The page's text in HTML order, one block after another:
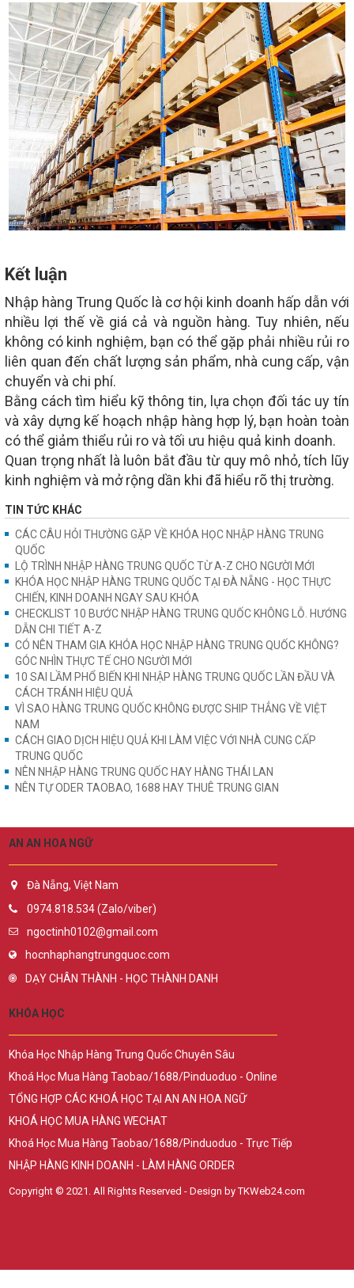
Kết luận
Nhập hàng Trung Quốc là cơ hội kinh doanh hấp dẫn với
nhiều lợi thế về giá cả và nguồn hàng. Tuy nhiên, nếu
không có kinh nghiệm, bạn có thể gặp phải nhiều rủi ro
liên quan đến chất lượng sản phẩm, nhà cung cấp, vận
chuyển và chi phí.
Bằng cách tìm hiểu kỹ thông tin, lựa chọn đối tác uy tín
và xây dựng kế hoạch nhập hàng hợp lý, bạn hoàn toàn
có thể giảm thiểu rủi ro và tối ưu hiệu quả kinh doanh.
Quan trọng nhất là luôn bắt đầu từ quy mô nhỏ, tích lũy
kinh nghiệm và mở rộng dần khi đã hiểu rõ thị trường.
TIN TỨC KHÁC
CÁC CÂU HỎI THƯỜNG GẶP VỀ KHÓA HỌC NHẬP HÀNG TRUNG
QUỐC
LỘ TRÌNH NHẬP HÀNG TRUNG QUỐC TỪ A-Z CHO NGƯỜI MỚI
KHÓA HỌC NHẬP HÀNG TRUNG QUỐC TẠI ĐÀ NẴNG - HỌC THỰC
CHIẾN, KINH DOANH NGAY SAU KHÓA
CHECKLIST 10 BƯỚC NHẬP HÀNG TRUNG QUỐC KHÔNG LỖ. HƯỚNG
DẪN CHI TIẾT A-Z
CÓ NÊN THAM GIA KHÓA HỌC NHẬP HÀNG TRUNG QUỐC KHÔNG?
GÓC NHÌN THỰC TẾ CHO NGƯỜI MỚI
10 SAI LẦM PHỔ BIẾN KHI NHẬP HÀNG TRUNG QUỐC LẦN ĐẦU VÀ
CÁCH TRÁNH HIỆU QUẢ
VÌ SAO HÀNG TRUNG QUỐC KHÔNG ĐƯỢC SHIP THẲNG VỀ VIỆT
NAM
CÁCH GIAO DỊCH HIỆU QUẢ KHI LÀM VIỆC VỚI NHÀ CUNG CẤP
TRUNG QUỐC
NÊN NHẬP HÀNG TRUNG QUỐC HAY HÀNG THÁI LAN
NÊN TỰ ODER TAOBAO, 1688 HAY THUÊ TRUNG GIAN
AN AN HOA NGỮ
Đà Nẵng, Việt Nam
0974.818.534 (Zalo/viber)
ngoctinh0102@gmail.com
hocnhaphangtrungquoc.com
DẠY CHÂN THÀNH - HỌC THÀNH DANH
KHÓA HỌC
Khóa Học Nhập Hàng Trung Quốc Chuyên Sâu
Khoá Học Mua Hàng Taobao/1688/Pinduoduo - Online
TỔNG HỢP CÁC KHOÁ HỌC TẠI AN AN HOA NGỮ
KHOÁ HỌC MUA HÀNG WECHAT
Khoá Học Mua Hàng Taobao/1688/Pinduoduo - Trực Tiếp
NHẬP HÀNG KINH DOANH - LÀM HÀNG ORDER
Copyright © 2021. All Rights Reserved - Design by TKWeb24.com